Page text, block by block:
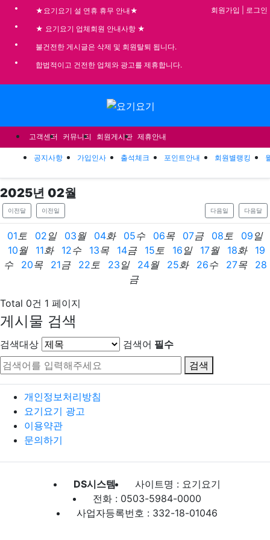
★요기요기 설 연휴 휴무 안내★
★ 요기요기 업체회원 안내사항 ★
불건전한 게시글은 삭제 및 회원탈퇴 됩니다.
합법적이고 건전한 업체와 광고를 제휴합니다.
회원가입 로그인
고객센터 커뮤니티 회원게시판 제휴안내
공지사항 가입인사 출석체크 포인트안내 회원별랭킹
2025년 02월
이전달 이전일 다음일 다음달
01토 02 일 03월 04화 05수 06목 07금 08토 09 일
10월 11화 12수 13목 14금 15토 16 일 17월 18화
19
수
20목 21금 22토 23 일 24월 25화 26수 27목
28
금
Total 0건 1 페이지
게시물 검색
검색대상 검색어 필수
검색
개인정보처리방침
요기요기 광고
이용약관
문의하기
DS시스템
사이트명 : 요기요기
전화 : 0503-5984-0000
사업자등록번호 : 332-18-01046